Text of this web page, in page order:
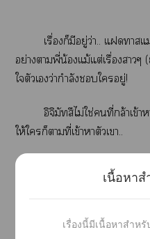
เรื่องก็มีอยู่ว่า.. แา
อย่างาพี่น้องแม้แต่เรื่องาๆ
ใตัวเว่ากำลังใอยู่!
อิจิมัทสึไม่ใช่คนที่กล้าเข้า
ให้ใก็ตามที่เข้าาตัวเา..
แะพี่าโตก็คือๆ
ปัญหาคือ.. อิจิมัทสึรู้สึกตัว
ซังอารมณ์ดีอย่างโโซมัทสึ ก็เป็
เนื้อหา
เรื่องนี้มีเนื้อหาสำห